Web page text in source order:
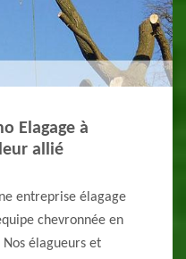
Elagage à
allié
entreprise élagage
chevronnée en
élagueurs et